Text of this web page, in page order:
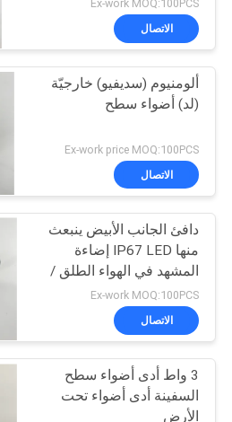
في
المعمل
رقابة
جودة
اتصل
اطلب
اقتباس
خريطة
LED
Ex-work MOQ:100PCS
الاتصال
ألومنيوم (سديفيو) خارجيّة
(لد) أضواء سطح
Ex-work price MOQ:100PCS
الاتصال
دافئ الجانب الأبيض ينبعث
منها IP67 LED إضاءة
المشهد في الهواء الطلق /
أضواء سطح السفينة LED
Ex-work MOQ:100PCS
الاتصال
3 واط أدى أضواء سطح
السفينة أدى أضواء تحت
الأرض